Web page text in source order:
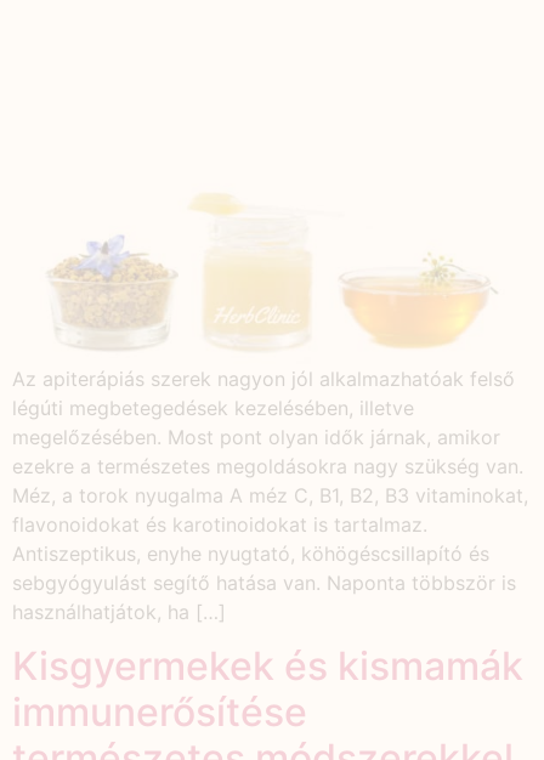
Az apiterápiás szerek nagyon jól alkalmazhatóak felső
légúti megbetegedések kezelésében, illetve
megelőzésében. Most pont olyan idők járnak, amikor
ezekre a természetes megoldásokra nagy szükség van.
Méz, a torok nyugalma A méz C, B1, B2, B3 vitaminokat,
flavonoidokat és karotinoidokat is tartalmaz.
Antiszeptikus, enyhe nyugtató, köhögéscsillapító és
sebgyógyulást segítő hatása van. Naponta többször is
használhatjátok, ha […]
Kisgyermekek és kismamák
immunerősítése